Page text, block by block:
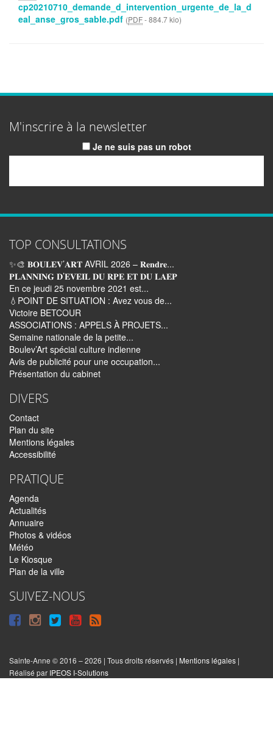
cp20210710_demande_d_intervention_urgente_de_la_d
eal_anse_gros_sable.pdf (PDF-884.7 kio)
M'inscrire à la newsletter
Je ne suis pas un robot
TOP CONSULTATIONS
✨🎨 𝐁𝐎𝐔𝐋𝐄𝐕’𝐀𝐑𝐓 AVRIL 2026 – 𝐑𝐞𝐧𝐝𝐫𝐞...
𝐏𝐋𝐀𝐍𝐍𝐈𝐍𝐆 𝐃’𝐄𝐕𝐄𝐈𝐋 𝐃𝐔 𝐑𝐏𝐄 𝐄𝐓 𝐃𝐔 𝐋𝐀𝐄𝐏
En ce jeudi 25 novembre 2021 est...
💧POINT DE SITUATION : Avez vous de...
Victoire BETCOUR
ASSOCIATIONS : APPELS À PROJETS...
Semaine nationale de la petite...
Boulev’Art spécial culture indienne
Avis de publicité pour une occupation...
Présentation du cabinet
DIVERS
Contact
Plan du site
Mentions légales
Accessibilité
PRATIQUE
Agenda
Actualités
Annuaire
Photos & vidéos
Météo
Le Kiosque
Plan de la ville
SUIVEZ-NOUS
Suivre
Facebook
Suivre
Instagram
Suivre
Twitter
Syndiquer
le
site
Sainte-Anne © 2016 – 2026 | Tous droits réservés | Mentions légales |
Réalisé par IPEOS I-Solutions
Réinitialiser